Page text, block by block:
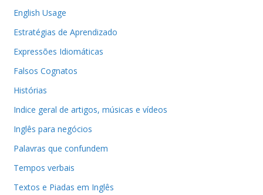
English Usage
Estratégias de Aprendizado
Expressões Idiomáticas
Falsos Cognatos
Histórias
Indice geral de artigos, músicas e vídeos
Inglês para negócios
Palavras que confundem
Tempos verbais
Textos e Piadas em Inglês